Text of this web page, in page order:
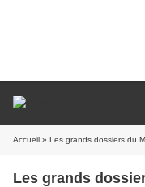
Accueil » Les grands dossiers du
Les grands